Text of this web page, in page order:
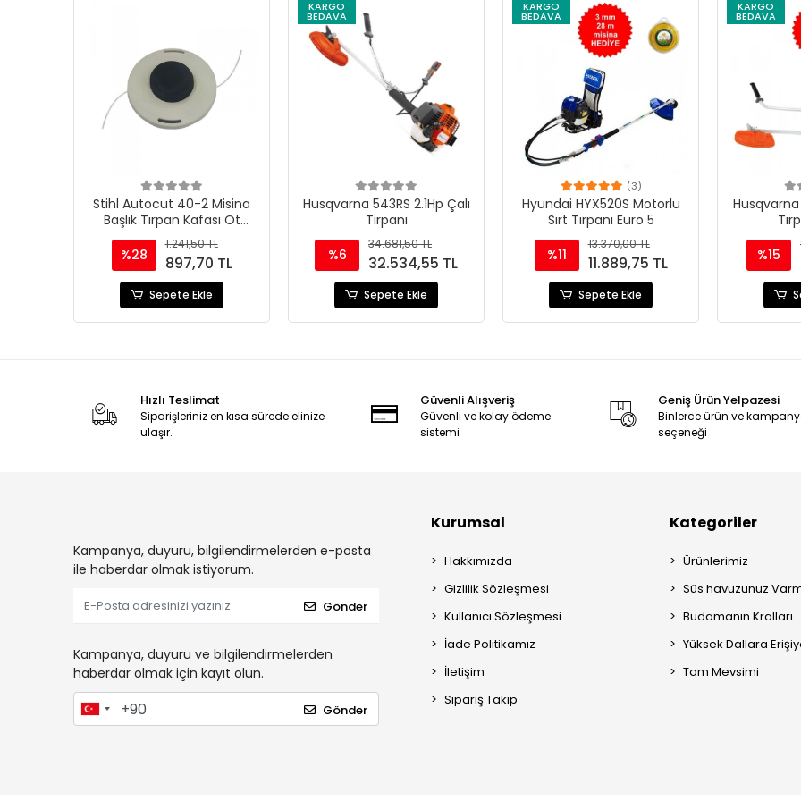
Stihl Autocut 40-2 Misina
Başlık Tırpan Kafası Ot
Motoru
%28
1.241,50 TL
897,70 TL
Sepete Ekle
KARGO
BEDAVA
Husqvarna 543RS 2.1Hp Çalı
Tırpanı
%6
34.681,50 TL
32.534,55 TL
Sepete Ekle
KARGO
BEDAVA
(3)
Hyundai HYX520S Motorlu
Sırt Tırpanı Euro 5
%11
13.370,00 TL
11.889,75 TL
Sepete Ekle
KARGO
BEDAVA
%15
Hızlı Teslimat
Siparişleriniz en kısa sürede elinize
ulaşır.
Güvenli Alışveriş
Güvenli ve kolay ödeme
sistemi
Geniş Ürün Yelpazesi
Binlerce ürün ve
seçeneği
Kampanya, duyuru, bilgilendirmelerden e-posta
ile haberdar olmak istiyorum.
Gönder
Kampanya, duyuru ve bilgilendirmelerden
haberdar olmak için kayıt olun.
Gönder
Kurumsal
Hakkımızda
Gizlilik Sözleşmesi
Kullanıcı Sözleşmesi
İade Politikamız
İletişim
Sipariş Takip
Kategoriler
Ürünlerimiz
Süs havuzunuz
Budamanın Kralları
Yüksek Dallara
Tam Mevsimi